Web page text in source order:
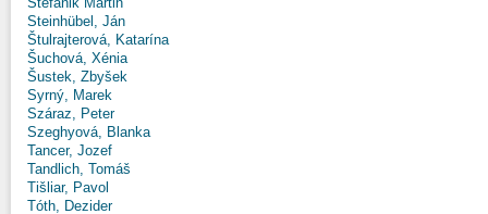
Steinhübel, Ján
Štulrajterová, Katarína
Šuchová, Xénia
Šustek, Zbyšek
Syrný, Marek
Száraz, Peter
Szeghyová, Blanka
Tancer, Jozef
Tandlich, Tomáš
Tišliar, Pavol
Tóth, Dezider